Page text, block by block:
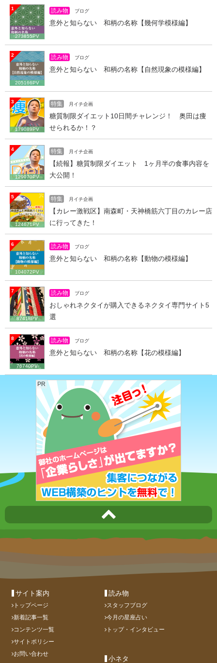
1
273855PV
読み物 ブログ
意外と知らない 和柄の名称【幾何学模様編】
2
205166PV
読み物 ブログ
意外と知らない 和柄の名称【自然現象の模様編】
3
179089PV
特集 月イチ企画
糖質制限ダイエット10日間チャレンジ！ 奥田は痩
せられるか！？
4
129070PV
特集 月イチ企画
【続報】糖質制限ダイエット 1ヶ月半の食事内容を
大公開！
5
124671PV
特集 月イチ企画
【カレー激戦区】南森町・天神橋筋六丁目のカレー店
に行ってきた！
6
104072PV
読み物 ブログ
意外と知らない 和柄の名称【動物の模様編】
7
87418PV
読み物 ブログ
おしゃれネクタイが購入できるネクタイ専門サイト5
選
8
76740PV
読み物 ブログ
意外と知らない 和柄の名称【花の模様編】
PR
サイト案内
トップページ
新着記事一覧
コンテンツ一覧
サイトポリシー
お問い合わせ
読み物
スタッフブログ
今月の星座占い
トップ・インタビュー
小ネタ